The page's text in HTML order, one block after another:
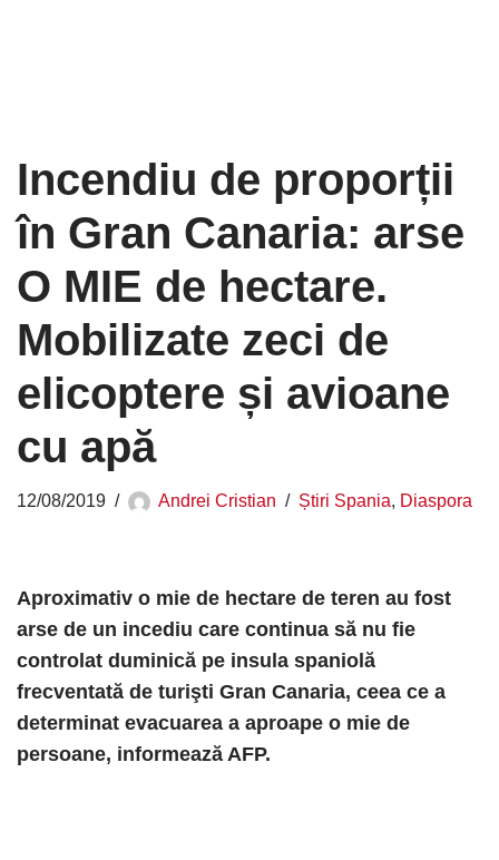
Incendiu de proporții
în Gran Canaria: arse
O MIE de hectare.
Mobilizate zeci de
elicoptere și avioane
cu apă
12/08/2019 Andrei Cristian Știri Spania, Diaspora
Aproximativ o mie de hectare de teren au fost
arse de un incediu care continua să nu fie
controlat duminică pe insula spaniolă
frecventată de turişti Gran Canaria, ceea ce a
determinat evacuarea a aproape o mie de
persoane, informează AFP.